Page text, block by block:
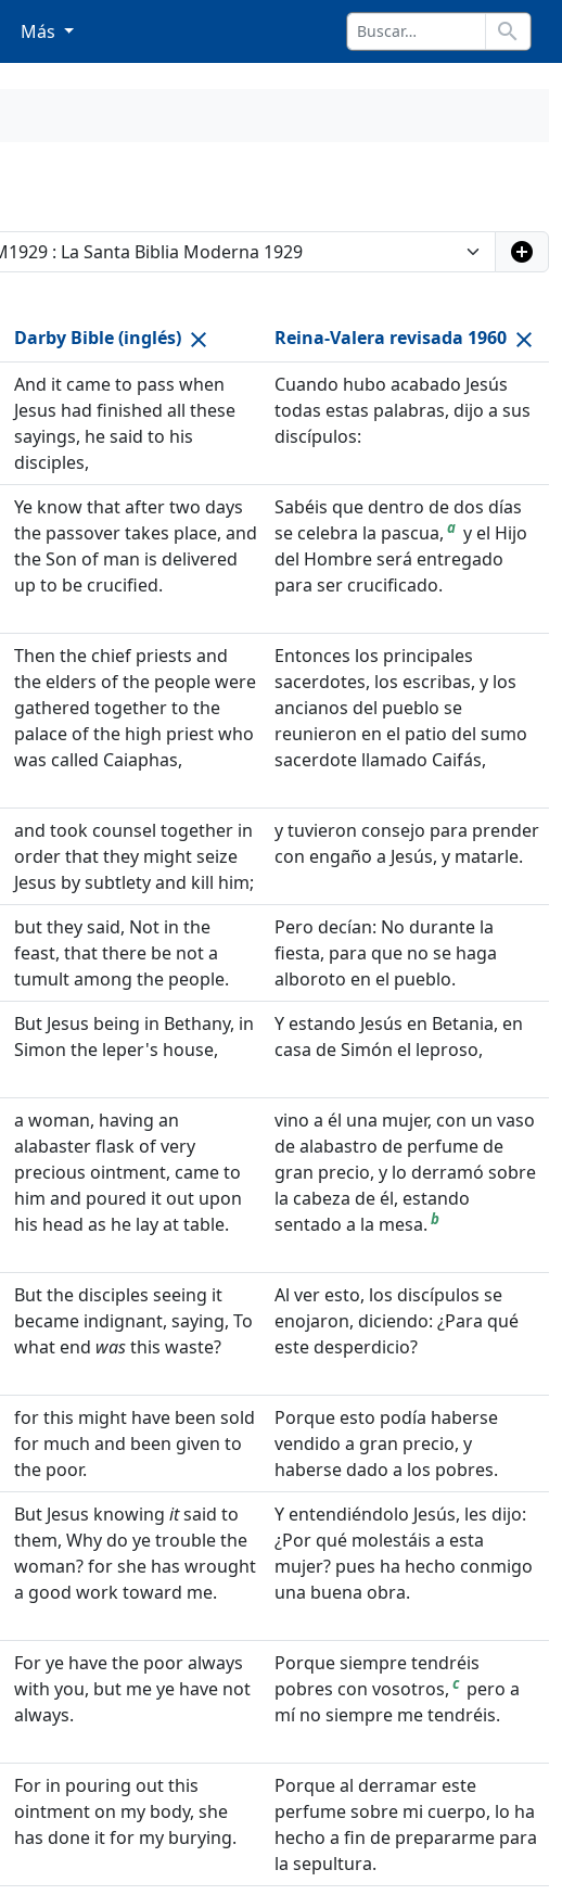
Más search
add_circle
Darby Bible (inglés) close Reina-Valera revisada 1960 close
And it came to pass when
Jesus had finished all these
sayings, he said to his
disciples,
Cuando hubo acabado Jesús
todas estas palabras, dijo a sus
discípulos:
Ye know that after two days
the passover takes place, and
the Son of man is delivered
up to be crucified.
Sabéis que dentro de dos días
se celebra la pascua, a y el Hijo
del Hombre será entregado
para ser crucificado.
Then the chief priests and
the elders of the people were
gathered together to the
palace of the high priest who
was called Caiaphas,
Entonces los principales
sacerdotes, los escribas, y los
ancianos del pueblo se
reunieron en el patio del sumo
sacerdote llamado Caifás,
and took counsel together in
order that they might seize
Jesus by subtlety and kill him;
y tuvieron consejo para prender
con engaño a Jesús, y matarle.
but they said, Not in the
feast, that there be not a
tumult among the people.
Pero decían: No durante la
fiesta, para que no se haga
alboroto en el pueblo.
But Jesus being in Bethany, in
Simon the leper's house,
Y estando Jesús en Betania, en
casa de Simón el leproso,
a woman, having an
alabaster flask of very
precious ointment, came to
him and poured it out upon
his head as he lay at table.
vino a él una mujer, con un vaso
de alabastro de perfume de
gran precio, y lo derramó sobre
la cabeza de él, estando
sentado a la mesa. b
But the disciples seeing it
became indignant, saying, To
what end wasthis waste?
Al ver esto, los discípulos se
enojaron, diciendo: ¿Para qué
este desperdicio?
for this might have been sold
for much and been given to
the poor.
Porque esto podía haberse
vendido a gran precio, y
haberse dado a los pobres.
But Jesus knowing itsaid to
them, Why do ye trouble the
woman? for she has wrought
a good work toward me.
Y entendiéndolo Jesús, les dijo:
¿Por qué molestáis a esta
mujer? pues ha hecho conmigo
una buena obra.
For ye have the poor always
with you, but me ye have not
always.
Porque siempre tendréis
pobres con vosotros, c pero a
mí no siempre me tendréis.
For in pouring out this
ointment on my body, she
has done it for my burying.
Porque al derramar este
perfume sobre mi cuerpo, lo ha
hecho a fin de prepararme para
la sepultura.